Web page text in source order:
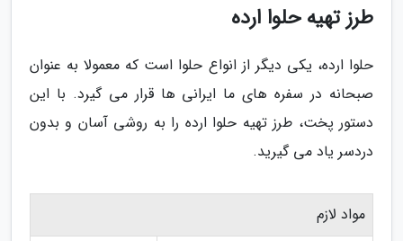
طرز تهیه حلوا ارده
حلوا ارده، یکی دیگر از انواع حلوا است که معمولا به عنوان
صبحانه در سفره های ما ایرانی ها قرار می گیرد. با این
دستور پخت، طرز تهیه حلوا ارده را به روشی آسان و بدون
دردسر یاد می گیرید.
مواد لازم